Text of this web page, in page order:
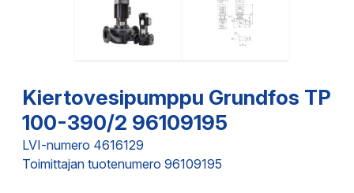
Kiertovesipumppu Grundfos TP
100-390/2 96109195
LVI-numero 4616129
Toimittajan tuotenumero 96109195